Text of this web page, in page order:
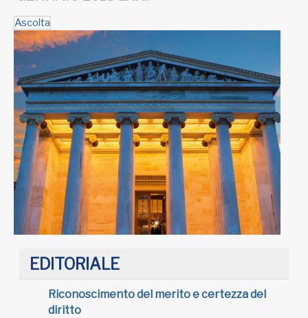
Ascolta
EDITORIALE
Riconoscimento del merito e certezza del
diritto